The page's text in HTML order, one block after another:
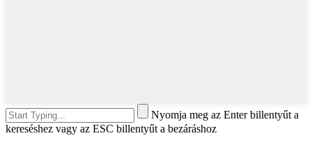
Nyomja meg az Enter billentyűt a
kereséshez vagy az ESC billentyűt a bezáráshoz